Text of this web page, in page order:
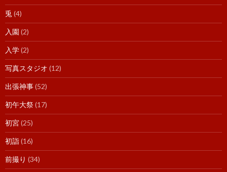
兎 (4)
入園 (2)
入学(2)
写真スタジオ (12)
出張神事(52)
初午大祭(17)
初宮(25)
初詣(16)
前撮り (34)